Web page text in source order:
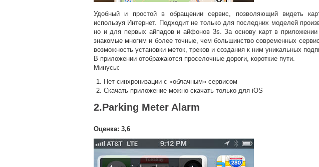
Удобный и простой в обращении сервис, позволяющий видеть
используя Интернет. Подходит не только для последних моделей
но и для первых айпадов и айфонов 3s. За основу карт в
знакомые многим и более точные, чем большинство современных
возможность установки меток, треков и создания к ним уникальных
В приложении отображаются проселочные дороги, короткие пути.
Минусы:
Нет синхронизации с «облачным» сервисом
Скачать приложение можно скачать только для iОS
2.Parking Meter Alarm
Оценка: 3,6